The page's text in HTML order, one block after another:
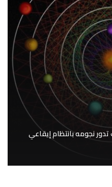
نجومه بانتظام إيقاعي